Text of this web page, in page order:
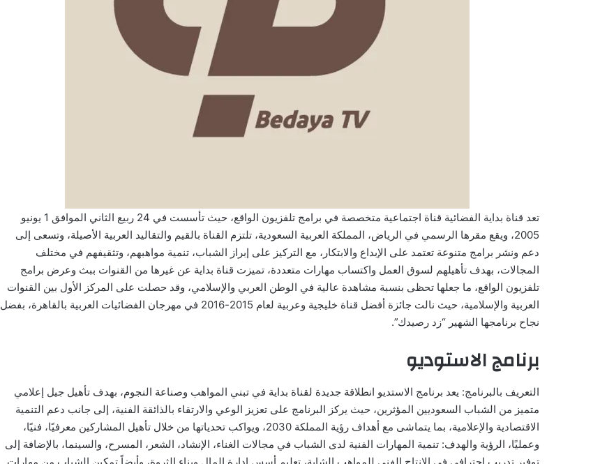
تعد قناة بداية الفضائية قناة اجتماعية متخصصة في برامج تلفزيون الواقع، حيث تأسست في 24 ربيع الثاني الموافق 1 يونيو
2005، ويقع مقرها الرسمي في الرياض، المملكة العربية السعودية، تلتزم القناة بالقيم والتقاليد العربية الأصيلة، وتسعى إلى
دعم ونشر برامج متنوعة تعتمد على الإبداع والابتكار، مع التركيز على إبراز الشباب، تنمية مواهبهم، وتثقيفهم في مختلف
المجالات، بهدف تأهيلهم لسوق العمل واكتساب مهارات متعددة، تميزت قناة بداية عن غيرها من القنوات ببث وعرض برامج
تلفزيون الواقع، ما جعلها تحظى بنسبة مشاهدة عالية في الوطن العربي والإسلامي، وقد حصلت على المركز الأول بين القنوات
العربية والإسلامية، حيث نالت جائزة أفضل قناة خليجية وعربية لعام 2015-2016 في مهرجان الفضائيات العربية بالقاهرة، بفضل
نجاح برنامجها الشهير “زد رصيدك”.
برنامج الاستوديو
التعريف بالبرنامج: يعد برنامج الاستديو انطلاقة جديدة لقناة بداية في تبني المواهب وصناعة النجوم، بهدف تأهيل جيل إعلامي
متميز من الشباب السعوديين المؤثرين، حيث يركز البرنامج على تعزيز الوعي والارتقاء بالذائقة الفنية، إلى جانب دعم التنمية
الاقتصادية والإعلامية، بما يتماشى مع أهداف رؤية المملكة 2030، ويواكب تحدياتها من خلال تأهيل المشاركين معرفيًا، فنيًا،
وعمليًا، الرؤية والهدف: تنمية المهارات الفنية لدى الشباب في مجالات الغناء، الإنشاد، الشعر، المسرح، والسينما، بالإضافة إلى